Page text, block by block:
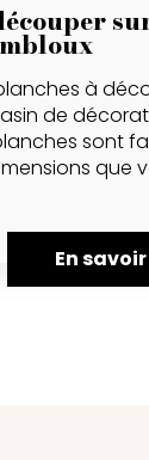
à
de
sont
que
En